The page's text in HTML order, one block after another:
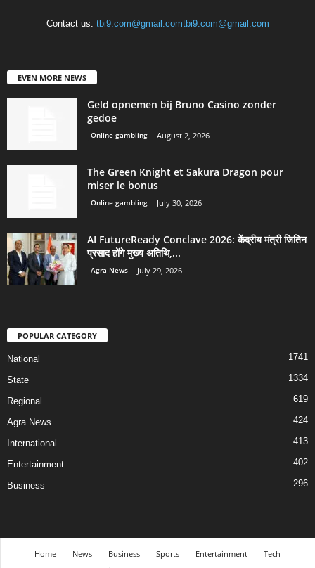
Contact us: tbi9.com@gmail.comtbi9.com@gmail.com
EVEN MORE NEWS
Geld opnemen bij Bruno Casino zonder
gedoe
Online gambling August 2, 2026
The Green Knight et Sakura Dragon pour
miser le bonus
Online gambling July 30, 2026
AI FutureReady Conclave 2026: केंद्रीय मंत्री जितिन
प्रसाद होंगे मुख्य अतिथि,...
Agra News July 29, 2026
POPULAR CATEGORY
National 1741
State 1334
Regional 619
Agra News 424
International 413
Entertainment 402
Business 296
Home News Business Sports Entertainment
Tech